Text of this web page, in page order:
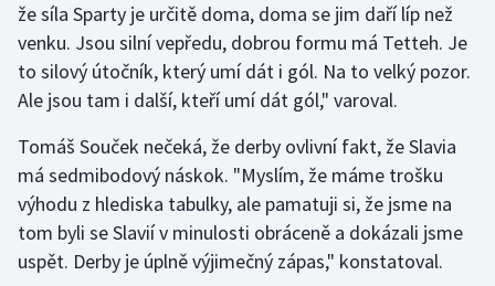
Moderní pětiboj
Motorsport
Olympijské hry
Parasport
Plavání
že síla Sparty je určitě doma, doma se jim daří líp než
venku. Jsou silní vepředu, dobrou formu má Tetteh. Je
to silový útočník, který umí dát i gól. Na to velký pozor.
Ale jsou tam i další, kteří umí dát gól," varoval.
Tomáš Souček nečeká, že derby ovlivní fakt, že Slavia
má sedmibodový náskok. "Myslím, že máme trošku
výhodu z hlediska tabulky, ale pamatuji si, že jsme na
tom byli se Slavií v minulosti obráceně a dokázali jsme
uspět. Derby je úplně výjimečný zápas," konstatoval.